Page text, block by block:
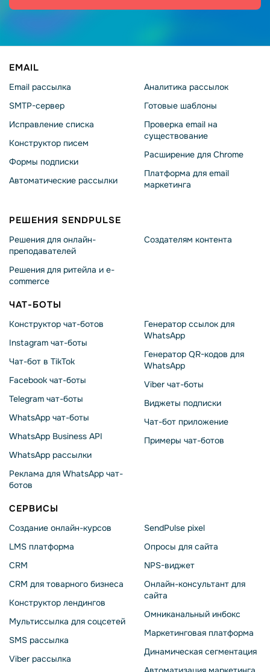
EMAIL
Email рассылка
SMTP-сервер
Исправление списка
Конструктор писем
Формы подписки
Автоматические рассылки
Аналитика рассылок
Готовые шаблоны
Проверка email на
существование
Расширение для Chrome
Платформа для email
маркетинга
РЕШЕНИЯ SENDPULSE
Решения для онлайн-
преподавателей
Решения для ритейла и e-
commerce
Создателям контента
ЧАТ-БОТЫ
Конструктор чат-ботов
Instagram чат-боты
Чат-бот в TikTok
Facebook чат-боты
Telegram чат-боты
WhatsApp чат-боты
WhatsApp Business API
WhatsApp рассылки
Реклама для WhatsApp чат-
ботов
Генератор ссылок для
WhatsApp
Генератор QR-кодов для
WhatsApp
Viber чат-боты
Виджеты подписки
Чат-бот приложение
Примеры чат-ботов
СЕРВИСЫ
Создание онлайн-курсов
LMS платформа
CRM
CRM для товарного бизнеса
Конструктор лендингов
Мультиссылка для соцсетей
SMS рассылка
Viber рассылка
SendPulse pixel
Опросы для сайта
NPS-виджет
Онлайн-консультант для
сайта
Омниканальный инбокс
Маркетинговая платформа
Динамическая сегментация